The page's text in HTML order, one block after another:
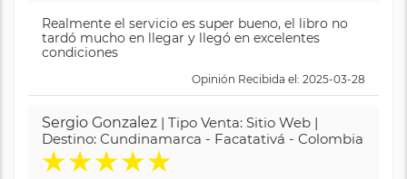
Realmente el servicio es super bueno, el libro no
tardó mucho en llegar y llegó en excelentes
condiciones
Opinión Recibida el: 2025-03-28
Sergio Gonzalez | Tipo Venta: Sitio Web |
Destino: Cundinamarca - Facatativá - Colombia
★★★★★